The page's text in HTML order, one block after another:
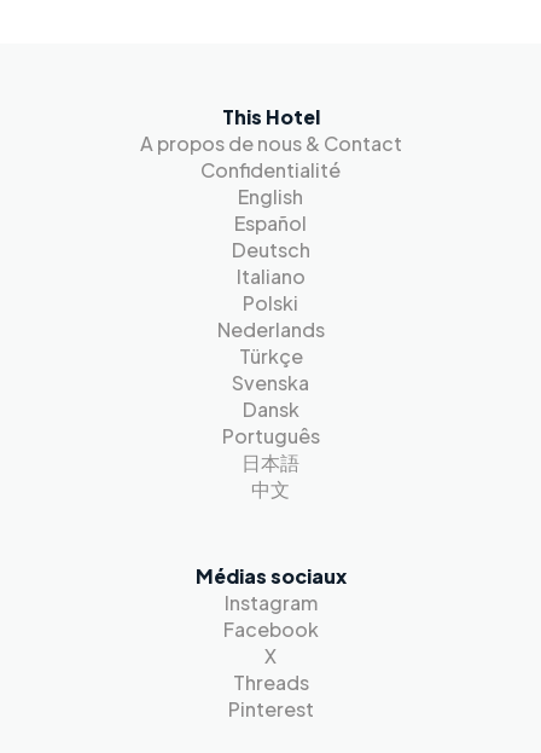
This Hotel
A propos de nous & Contact
Confidentialité
English
Español
Deutsch
Italiano
Polski
Nederlands
Türkçe
Svenska
Dansk
Português
日本語
中文
Médias sociaux
Instagram
Facebook
X
Threads
Pinterest